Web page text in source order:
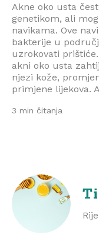
Akne oko usta
genetikom, ali
navikama. Ove
bakterije u
uzrokovati
akni oko usta
njezi kože,
primjene lijekova.
3 min čitanja